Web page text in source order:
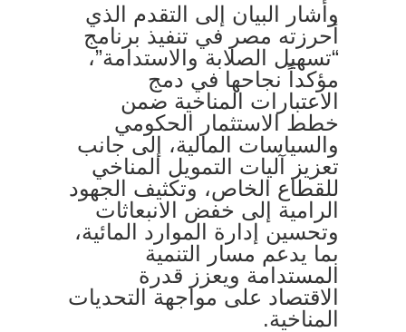
وأشار البيان إلى التقدم الذي
أحرزته مصر في تنفيذ برنامج
“تسهيل الصلابة والاستدامة”،
مؤكداً نجاحها في دمج
الاعتبارات المناخية ضمن
خطط الاستثمار الحكومي
والسياسات المالية، إلى جانب
تعزيز آليات التمويل المناخي
للقطاع الخاص، وتكثيف الجهود
الرامية إلى خفض الانبعاثات
وتحسين إدارة الموارد المائية،
بما يدعم مسار التنمية
المستدامة ويعزز قدرة
الاقتصاد على مواجهة التحديات
المناخية.